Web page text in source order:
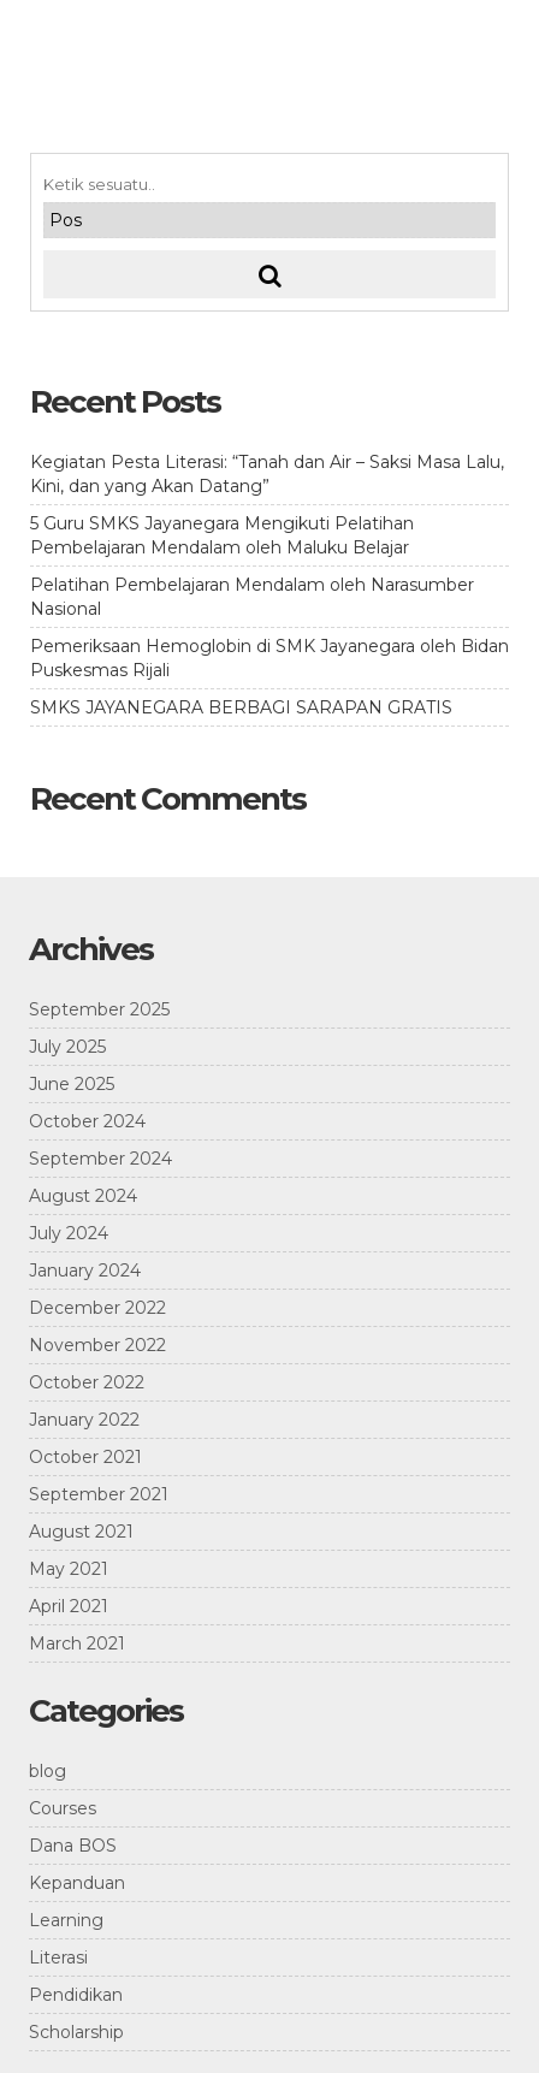
Recent Posts
Kegiatan Pesta Literasi: “Tanah dan Air – Saksi Masa Lalu,
Kini, dan yang Akan Datang”
5 Guru SMKS Jayanegara Mengikuti Pelatihan
Pembelajaran Mendalam oleh Maluku Belajar
Pelatihan Pembelajaran Mendalam oleh Narasumber
Nasional
Pemeriksaan Hemoglobin di SMK Jayanegara oleh Bidan
Puskesmas Rijali
SMKS JAYANEGARA BERBAGI SARAPAN GRATIS
Recent Comments
Archives
September 2025
July 2025
June 2025
October 2024
September 2024
August 2024
July 2024
January 2024
December 2022
November 2022
October 2022
January 2022
October 2021
September 2021
August 2021
May 2021
April 2021
March 2021
Categories
blog
Courses
Dana BOS
Kepanduan
Learning
Literasi
Pendidikan
Scholarship